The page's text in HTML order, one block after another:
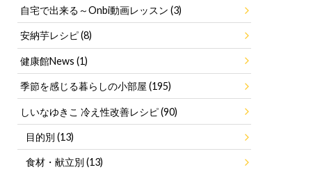
自宅で出来る～Onbi動画レッスン(3)
安納芋レシピ(8)
健康館News(1)
季節を感じる暮らしの小部屋(195)
しいなゆきこ 冷え性改善レシピ(90)
目的別 (13)
食材・献立別 (13)